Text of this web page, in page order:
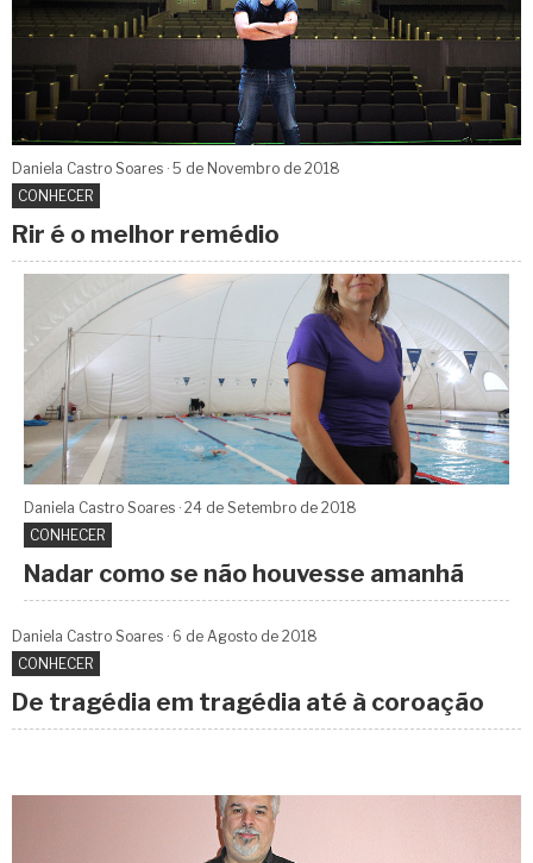
Daniela Castro Soares 5 de Novembro de 2018
CONHECER
Rir é o melhor remédio
Daniela Castro Soares 24 de Setembro de 2018
CONHECER
Nadar como se não houvesse amanhã
Daniela Castro Soares 6 de Agosto de 2018
CONHECER
De tragédia em tragédia até à coroação